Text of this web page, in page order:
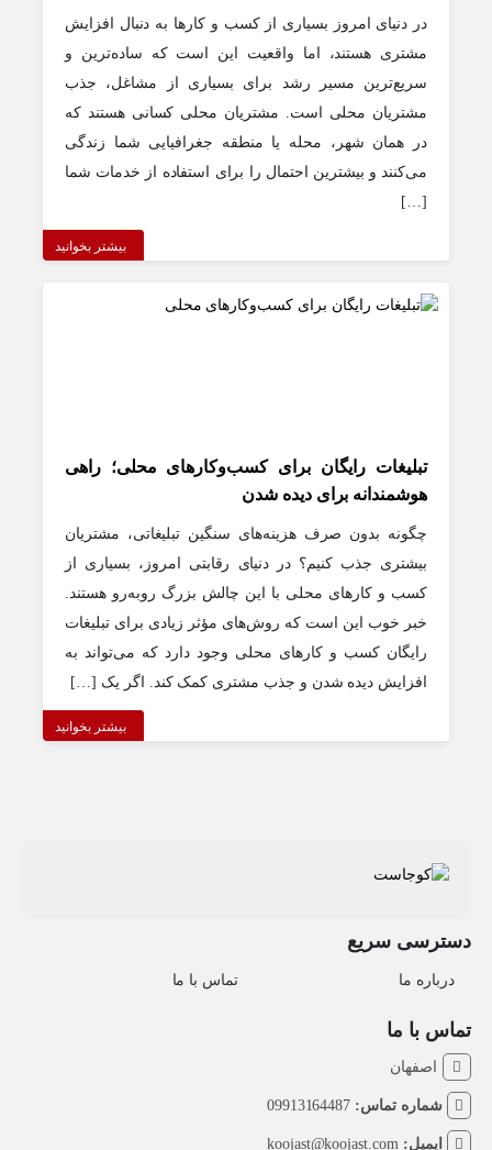
در دنیای امروز بسیاری از کسب و کارها به دنبال افزایش
مشتری هستند، اما واقعیت این است که ساده‌ترین و
سریع‌ترین مسیر رشد برای بسیاری از مشاغل، جذب
مشتریان محلی است. مشتریان محلی کسانی هستند که
در همان شهر، محله یا منطقه جغرافیایی شما زندگی
می‌کنند و بیشترین احتمال را برای استفاده از خدمات شما
[…]
بیشتر بخوانید
تبلیغات رایگان برای کسب‌وکارهای محلی؛ راهی
هوشمندانه برای دیده شدن
چگونه بدون صرف هزینه‌های سنگین تبلیغاتی، مشتریان
بیشتری جذب کنیم؟ در دنیای رقابتی امروز، بسیاری از
کسب و کارهای محلی با این چالش بزرگ روبه‌رو هستند.
خبر خوب این است که روش‌های مؤثر زیادی برای تبلیغات
رایگان کسب و کارهای محلی وجود دارد که می‌تواند به
افزایش دیده شدن و جذب مشتری کمک کند. اگر یک […]
بیشتر بخوانید
دسترسی سریع
درباره ما تماس با ما
تماس با ما
اصفهان
شماره تماس: 09913164487
ایمیل:koojast@koojast.com